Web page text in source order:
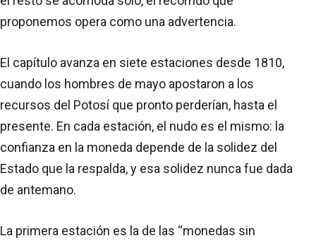
proponemos opera como una advertencia.
El capítulo avanza en siete estaciones desde 1810,
cuando los hombres de mayo apostaron a los
recursos del Potosí que pronto perderían, hasta el
presente. En cada estación, el nudo es el mismo: la
confianza en la moneda depende de la solidez del
Estado que la respalda, y esa solidez nunca fue dada
de antemano.
La primera estación es la de las “monedas sin